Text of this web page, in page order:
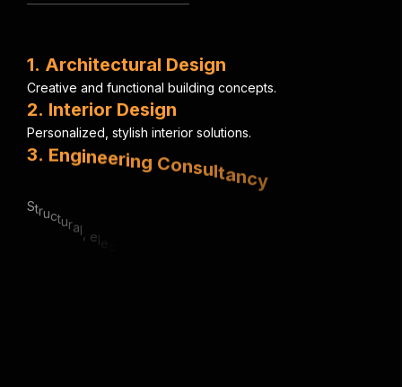
1. Architectural Design
Creative and functional building concepts.
2. Interior Design
Personalized stylish interior solutions.
3. Engineering C
n c a ex per
Urban